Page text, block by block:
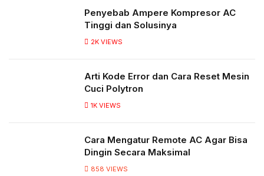
Penyebab Ampere Kompresor AC
Tinggi dan Solusinya
2K VIEWS
Arti Kode Error dan Cara Reset Mesin
Cuci Polytron
1K VIEWS
Cara Mengatur Remote AC Agar Bisa
Dingin Secara Maksimal
858 VIEWS